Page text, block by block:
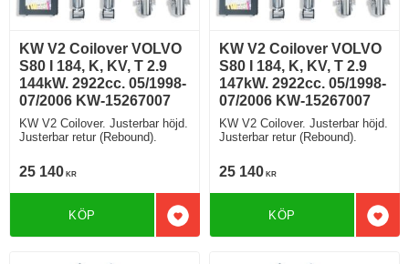
KW V2 Coilover VOLVO
S80 I 184, K, KV, T 2.9
144kW. 2922cc. 05/1998-
07/2006 KW-15267007
KW V2 Coilover. Justerbar höjd.
Justerbar retur (Rebound).
25 140 KR
Lägg till i favoriter
KÖP
KW V2 Coilover VOLVO
S80 I 184, K, KV, T 2.9
147kW. 2922cc. 05/1998-
07/2006 KW-15267007
KW V2 Coilover. Justerbar höjd.
Justerbar retur (Rebound).
25 140 KR
KÖP